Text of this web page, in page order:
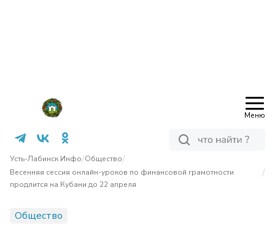
Меню
Усть-Лабинск Инфо/Общество/
Весенняя сессия онлайн-уроков по финансовой грамотности
продлится на Кубани до 22 апреля
/
Общество